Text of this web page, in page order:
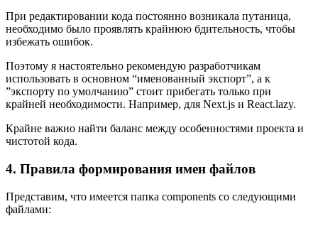
При редактировании кода постоянно возникала путаница,
необходимо было проявлять крайнюю бдительность, чтобы
избежать ошибок.
Поэтому я настоятельно рекомендую разработчикам
использовать в основном “именованный экспорт”, а к
”экспорту по умолчанию” стоит прибегать только при
крайней необходимости. Например, для Next.js и React.lazy.
Крайне важно найти баланс между особенностями проекта и
чистотой кода.
4. Правила формирования имен файлов
Представим, что имеется папка components со следующими
файлами: